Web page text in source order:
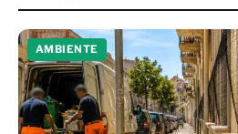
AMBIENTE